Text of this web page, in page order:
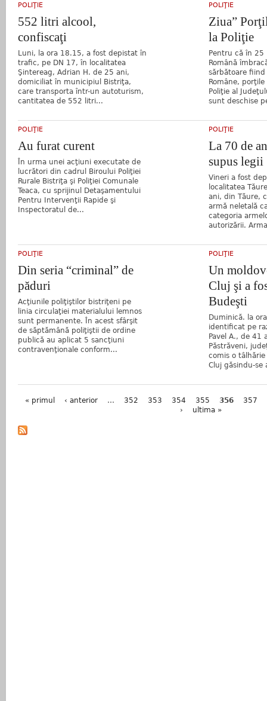
POLIŢIE
552 litri alcool,
confiscaţi
Luni, la ora 18.15, a fost depistat în
trafic, pe DN 17, în localitatea
Şintereag, Adrian H. de 25 ani,
domiciliat în municipiul Bistriţa,
care transporta într-un autoturism,
cantitatea de 552 litri...
POLIŢIE
Ziua”
la Poliţie
Pentru că în 25
Română
sărbătoare fiind
Române,
Poliţie al
sunt deschise
POLIŢIE
Au furat curent
În urma unei acţiuni executate de
lucrători din cadrul Biroului Poliţiei
Rurale Bistriţa şi Poliţiei Comunale
Teaca, cu sprijinul Detaşamentului
Pentru Intervenţii Rapide şi
Inspectoratul de...
POLIŢIE
La 70 de
supus legii
Vineri a fost
localitatea
ani, din Tăure,
armă neletală
categoria
autorizării.
POLIŢIE
Din seria “criminal” de
păduri
Acţiunile poliţiştilor bistriţeni pe
linia circulaţiei materialului lemnos
sunt permanente. În acest sfârşit
de săptămână poliţiştii de ordine
publică au aplicat 5 sancţiuni
contravenţionale conform...
POLIŢIE
Un
Cluj şi a
Budeşti
Duminică. la
identificat pe
Pavel A., de 41
Păstrăveni,
comis o
Cluj găsindu-se
Pagini
« primul ‹ anterior … 352 353 354 355 356 357
›
ultima »